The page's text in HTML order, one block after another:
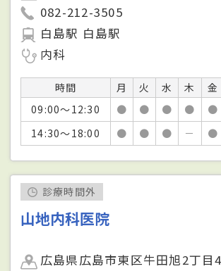
082-212-3505
白島駅 白島駅
内科
時間 月 火 水 木 金
09:00～12:30
● ● ● ● ●
14:30～18:00
● ● ● － ●
診療時間外
山地内科医院
広島県広島市東区牛田旭2丁目